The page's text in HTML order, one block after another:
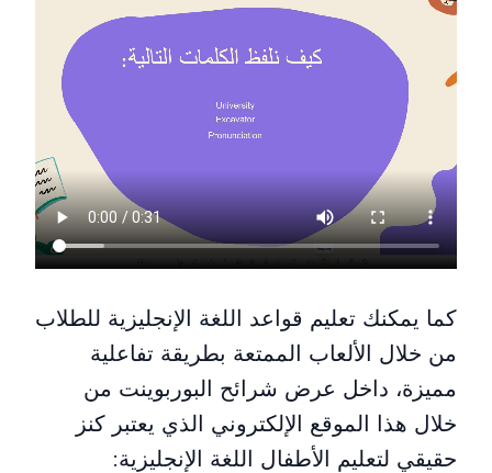
تعليم لفظ المصطلحات الإنجليزية مباشرة خلال عرض الشرائح
كما يمكنك تعليم قواعد اللغة الإنجليزية للطلاب
من خلال الألعاب الممتعة بطريقة تفاعلية
مميزة، داخل عرض شرائح البوربوينت من
خلال هذا الموقع الإلكتروني الذي يعتبر كنز
حقيقي لتعليم الأطفال اللغة الإنجليزية: